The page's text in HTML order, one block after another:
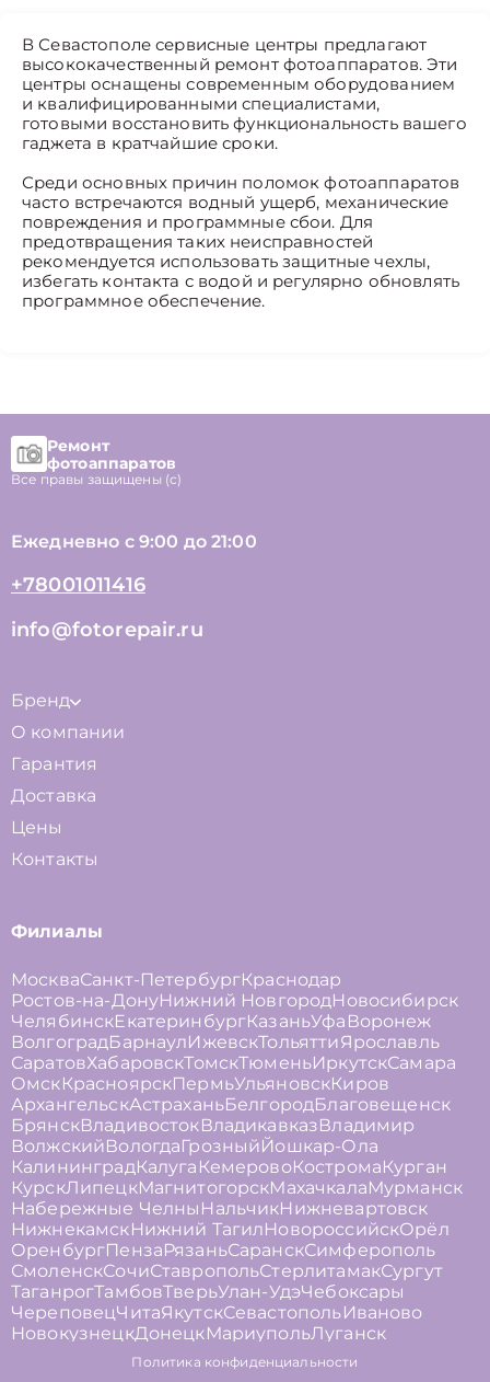
В Севастополе сервисные центры предлагают
высококачественный ремонт фотоаппаратов. Эти
центры оснащены современным оборудованием
и квалифицированными специалистами,
готовыми восстановить функциональность вашего
гаджета в кратчайшие сроки.
Среди основных причин поломок фотоаппаратов
часто встречаются водный ущерб, механические
повреждения и программные сбои. Для
предотвращения таких неисправностей
рекомендуется использовать защитные чехлы,
избегать контакта с водой и регулярно обновлять
программное обеспечение.
Ремонт
фотоаппаратов
Все правы защищены (с)
Ежедневно с 9:00 до 21:00
+78001011416
info@fotorepair.ru
Бренд
О компании
Гарантия
Доставка
Цены
Контакты
Филиалы
МоскваСанкт-ПетербургКраснодар
Ростов-на-ДонуНижний НовгородНовосибирск
ЧелябинскЕкатеринбургКазаньУфа Воронеж
ВолгоградБарнаулИжевскТольяттиЯрославль
СаратовХабаровскТомскТюменьИркутскСамара
ОмскКрасноярскПермьУльяновскКиров
АрхангельскАстраханьБелгородБлаговещенск
БрянскВладивостокВладикавказВладимир
ВолжскийВологдаГрозныйЙошкар-Ола
КалининградКалуга КемеровоКостромаКурган
КурскЛипецкМагнитогорскМахачкалаМурманск
Набережные Челны НальчикНижневартовск
НижнекамскНижний ТагилНовороссийскОрёл
ОренбургПензаРязаньСаранскСимферополь
СмоленскСочиСтавропольСтерлитамакСургут
ТаганрогТамбовТверьУлан-УдэЧебоксары
ЧереповецЧитаЯкутскСевастопольИваново
НовокузнецкДонецкМариупольЛуганск
Политика конфиденциальности